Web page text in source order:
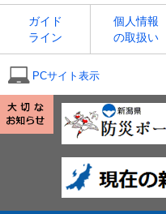
ガイド
ライン
個人情報
の取扱い
PCサイト表示